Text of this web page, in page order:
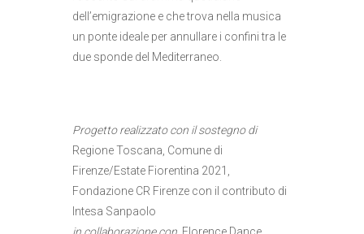
dell’emigrazione e che trova nella musica
un ponte ideale per annullare i confini tra le
due sponde del Mediterraneo.
Progetto realizzato con il sostegno di
Regione Toscana, Comune di
Firenze/Estate Fiorentina 2021,
Fondazione CR Firenze con il contributo di
Intesa Sanpaolo